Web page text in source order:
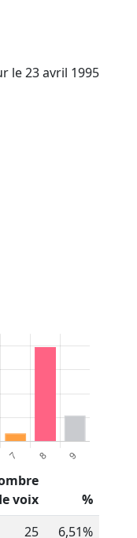
le 23 avril 1995
voix
%
25 6,51%